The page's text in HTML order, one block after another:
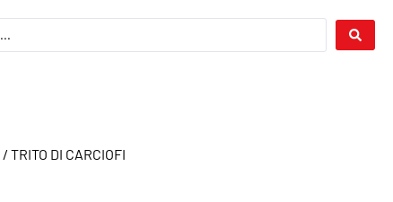
/ TRITO DI CARCIOFI